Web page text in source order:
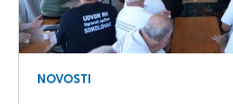
NOVOSTI